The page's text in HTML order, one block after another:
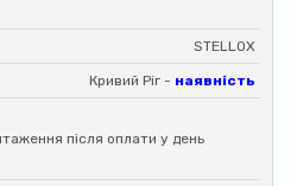
STELLOX
Кривий Ріг - наявність
після оплати у день